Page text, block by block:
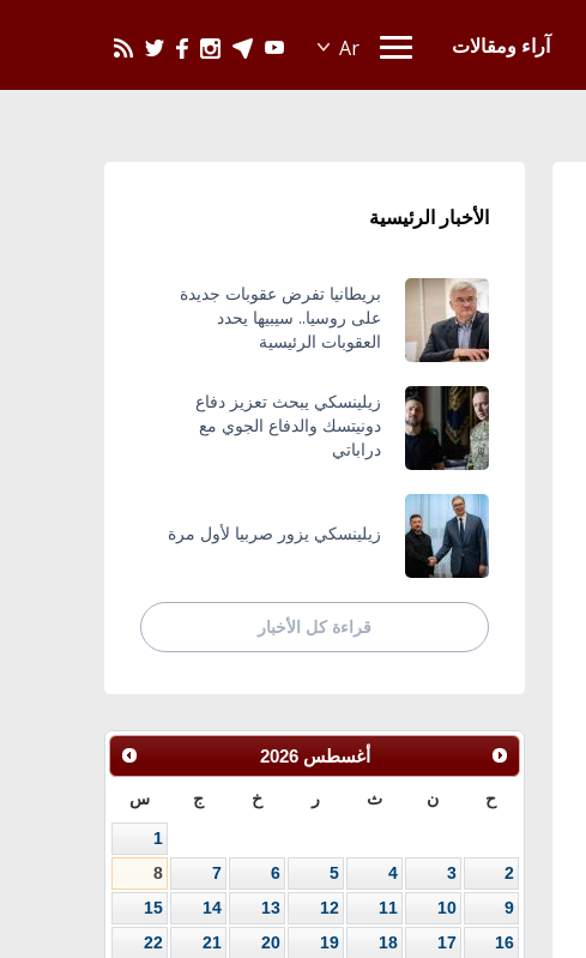
آراء ومقالات
الأخبار الرئيسية
بريطانيا تفرض عقوبات جديدة
على روسيا.. سيبيها يحدد
العقوبات الرئيسية
زيلينسكي يبحث تعزيز دفاع
دونيتسك والدفاع الجوي مع
دراباتي
زيلينسكي يزور صربيا لأول مرة
قراءة كل الأخبار
أغسطس 2026
ح ن ث ر خ ج س
1
2
3
4
5
6
7
8
9
10
11
12
13
14
15
16
17
18
19
20
21
22